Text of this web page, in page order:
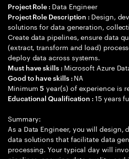
Project Role : Data Engineer
Project Role Description : Design,
solutions for data generation,
Create data pipelines, ensure data
(extract, transform and load)
deploy data across systems.
Must have skills : Microsoft Azure
Good to have skills : NA
Minimum5 year(s) of experience is
Educational Qualification :15 years
Summary:
As a Data Engineer, you will design,
data solutions that facilitate data
processing. Your typical day will